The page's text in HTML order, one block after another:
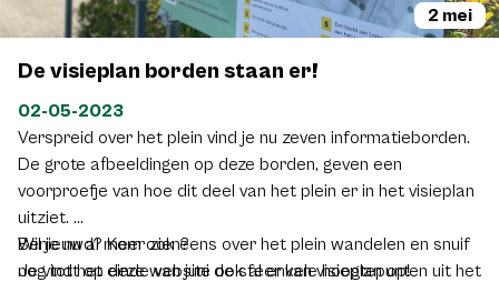
2 mei
De visieplan borden staan er!
02-05-2023
Verspreid over het plein vind je nu zeven informatieborden.
De grote afbeeldingen op deze borden, geven een
voorproefje van hoe dit deel van het plein er in het visieplan
uitziet.
Benieuwd? Kom ook eens over het plein wandelen en snuif
nog tot het einde van juni de sfeer van visieplan op!
Wil je nu al meer zien?
Je vindt op deze website ook al enkele hoogtepunten uit het